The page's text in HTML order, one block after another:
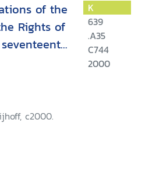
of the
Rights of
c2000.
K
639
.A35
C744
2000